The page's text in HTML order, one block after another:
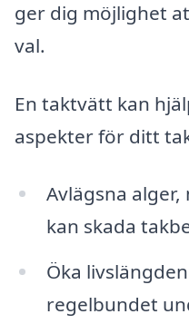
ger dig möjlighet
val.
En taktvätt kan
aspekter för ditt
Avlägsna alger,
kan skada
Öka
regelbundet